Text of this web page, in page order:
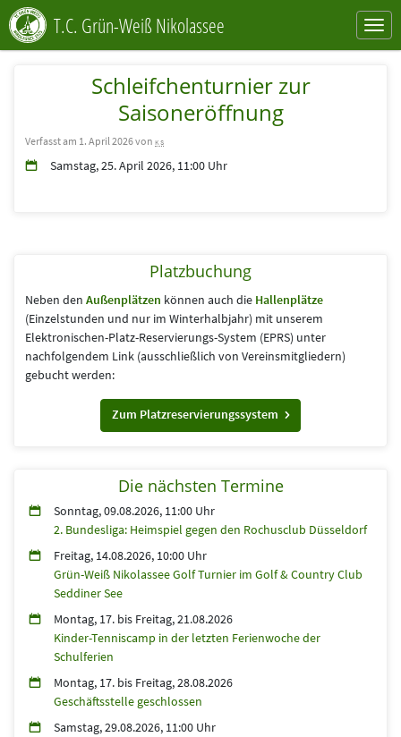
T.C. Grün-Weiß Nikolassee
Schleifchenturnier zur
Saisoneröffnung
Verfasst am 1. April 2026 von ks
Samstag, 25. April 2026, 11:00 Uhr
Platzbuchung
Neben den Außenplätzen können auch die Hallenplätze
(Einzelstunden und nur im Winterhalbjahr) mit unserem
Elektronischen-Platz-Reservierungs-System (EPRS) unter
nachfolgendem Link (aus­schließlich von Vereins­mitgliedern)
gebucht werden:
Zum Platzreservierungssystem
Die nächsten Termine
Sonntag, 09.08.2026, 11:00 Uhr
2. Bundesliga: Heimspiel gegen den Rochusclub Düsseldorf
Freitag, 14.08.2026, 10:00 Uhr
Grün-Weiß Nikolassee Golf Turnier im Golf & Country Club
Seddiner See
Montag, 17. bis Freitag, 21.08.2026
Kinder-Tenniscamp in der letzten Ferienwoche der
Schulferien
Montag, 17. bis Freitag, 28.08.2026
Geschäftsstelle geschlossen
Samstag, 29.08.2026, 11:00 Uhr